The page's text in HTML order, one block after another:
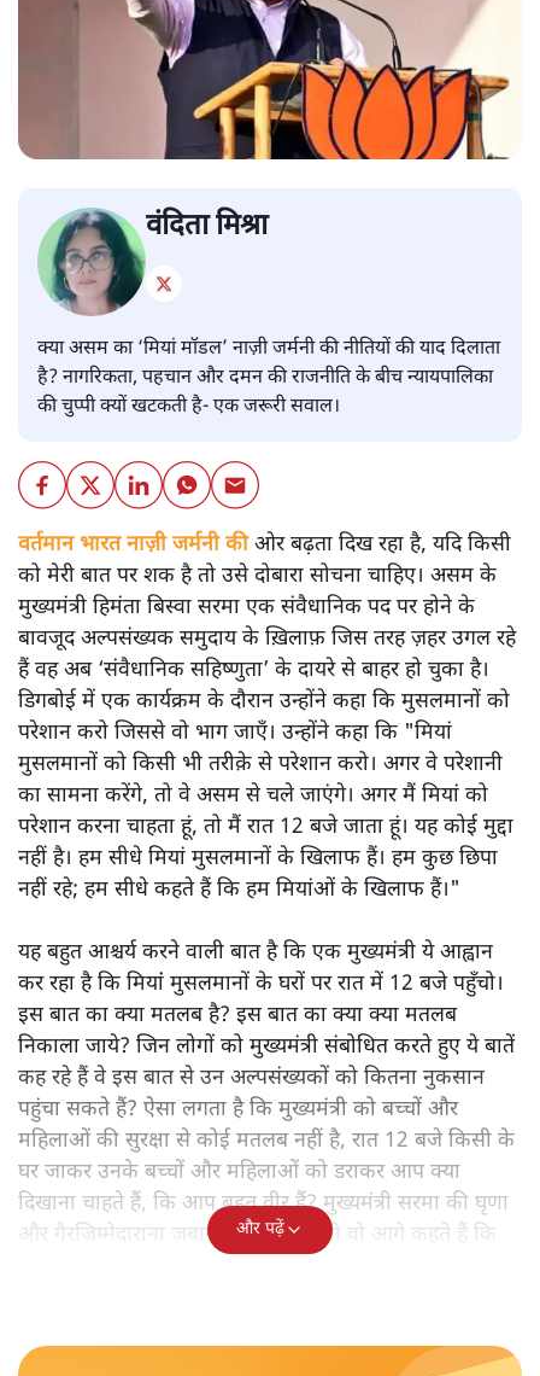
वंदिता मिश्रा
क्या असम का ‘मियां मॉडल’ नाज़ी जर्मनी की नीतियों की याद दिलाता
है? नागरिकता, पहचान और दमन की राजनीति के बीच न्यायपालिका
की चुप्पी क्यों खटकती है- एक जरूरी सवाल।
वर्तमान भारत नाज़ी जर्मनी कीओर बढ़ता दिख रहा है, यदि किसी
को मेरी बात पर शक है तो उसे दोबारा सोचना चाहिए। असम के
मुख्यमंत्री हिमंता बिस्वा सरमा एक संवैधानिक पद पर होने के
बावजूद अल्पसंख्यक समुदाय के ख़िलाफ़ जिस तरह ज़हर उगल रहे
हैं वह अब ‘संवैधानिक सहिष्णुता’ के दायरे से बाहर हो चुका है।
डिगबोई में एक कार्यक्रम के दौरान उन्होंने कहा कि मुसलमानों को
परेशान करो जिससे वो भाग जाएँ। उन्होंने कहा कि "मियां
मुसलमानों को किसी भी तरीक़े से परेशान करो। अगर वे परेशानी
का सामना करेंगे, तो वे असम से चले जाएंगे। अगर मैं मियां को
परेशान करना चाहता हूं, तो मैं रात 12 बजे जाता हूं। यह कोई मुद्दा
नहीं है। हम सीधे मियां मुसलमानों के खिलाफ हैं। हम कुछ छिपा
नहीं रहे; हम सीधे कहते हैं कि हम मियांओं के खिलाफ हैं।"
यह बहुत आश्चर्य करने वाली बात है कि एक मुख्यमंत्री ये आह्वान
कर रहा है कि मियांं मुसलमानों के घरों पर रात में 12 बजे पहुँचो।
इस बात का क्या मतलब है? इस बात का क्या क्या मतलब
निकाला जाये? जिन लोगों को मुख्यमंत्री संबोधित करते हुए ये बातें
कह रहे हैं वे इस बात से उन अल्पसंख्यकों को कितना नुकसान
पहुंचा सकते हैं? ऐसा लगता है कि मुख्यमंत्री को बच्चों और
महिलाओं की सुरक्षा से कोई मतलब नहीं है, रात 12 बजे किसी के
घर जाकर उनके बच्चों और महिलाओं को डराकर आप क्या
दिखाना चाहते हैं, कि आप बहुत वीर हैं? मुख्यमंत्री सरमा की घृणा
और गैरजिम्मेदाराना ज़बान यहीं नहीं रुकती वो आगे कहते हैं कि
और पढ़ें